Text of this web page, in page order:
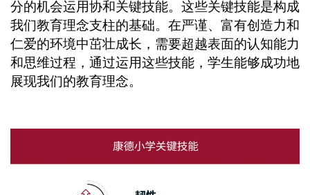
分的机会运用协和关键技能。这些关键技能是构成
我们教育理念支柱的基础。在严谨、富有创造力和
仁爱的环境中茁壮成长，需要超越表面的认知能力
和思维过程，通过运用这些技能，学生能够成功地
展现我们的教育理念。